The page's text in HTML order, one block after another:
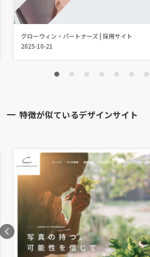
グローウィン・パートナーズ | 採用サイト
2025-10-21
特徴が似ているデザインサイト